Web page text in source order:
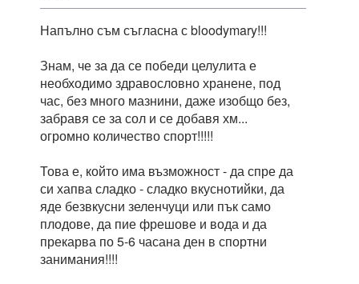
Напълно съм съгласна с bloodymary!!!
Знам, че за да се победи целулита е
необходимо здравословно хранене, под
час, без много мазнини, даже изобщо без,
забравя се за сол и се добавя хм...
огромно количество спорт!!!!!
Това е, който има възможност - да спре да
си хапва сладко - сладко вкуснотийки, да
яде безвкусни зеленчуци или пък само
плодове, да пие фрешове и вода и да
прекарва по 5-6 часана ден в спортни
занимания!!!!